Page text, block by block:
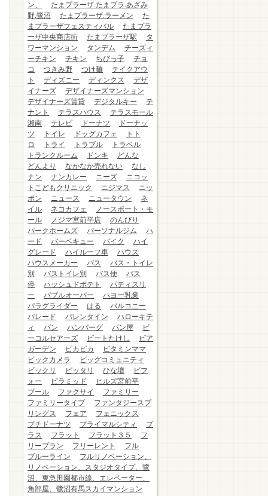
ン、
たまプラーザ.たまプラ.あざみ
野.鷺沼
たまプラーザ.ラーメン
た
まプラーザフェスティバル
たまプラ
ーザ中央商店街
たまプラーザ駅
タ
ワーマンション
タンデム
チーズィ
ーチキン
チキン ちびっ子
チョ
コ
つきみ野 つけ麺
テイクアウ
ト
ディズニー ディンクス
デザ
イナーズ
デザイナーズマンション
デザイナーズ賃貸
デジタルキー
テ
ナント
テラスハウス
テラスモール
湘南
テレビ ドーナツ
ドーナッ
ツ
トイレ ドッグカフェ
トト
ロ
トライ トラブル
トラベル
トランクルーム
ドンキ
どんな
どんより
なかなか売れない
なし
ナン
ナンカレー ニーズ
ニコッ
トこどもクリニック
ニジマス
ニッ
ポン
ニュース ニュータウン
ネ
イル
ネコカフェ
ノースポート・モ
ール
ノジマ宮前平店
のんびり
パークホームズ
パーソナルジム
ハ
ード
バーベキュー バイク
ハイ
グレード
ハイルーフ車
ハウス
ハウスメーカー
バス
バス・トイレ
別
バストイレ別 バス便
バス
停
ハッシュドポテト
パティスリ
ー
バブルオーバー
ハヨー乳業
パラグライダー
はる
バルコニー
パレード
バレンタイン
ハローキテ
ィ
パン ハンバーグ パン屋
ビ
ーコルセアーズ
ビートたけし
ビア
ガーデン
ピカピカ
ビタミンママ
ビックカメラ
ビッグコミュニティ
ビックリ
ピッタリ ひな壇
ビフ
ォー
ピラミッド
ヒルズ宮前平
プール
ファクサイ
ファミリー
ファミリータイプ
ファンタジースプ
リングス
フェア
フェニックス
プチドーナツ
プライマルシティ
プ
ラス
フラット フラット３５
フ
リープラン
フリーレント
フル
ブルーライン
フルリノベーション、
リノベーション、スタジオタイプ、鷺
沼、東急田園都市線、エレベーター、
角部屋、鷺沼有馬スカイマンション